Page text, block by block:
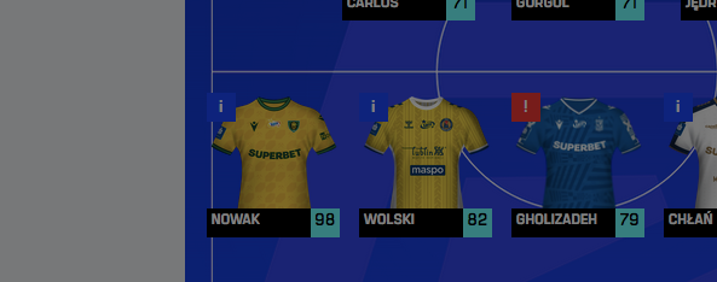
ANALITYCZNE PLIKI COOKIES
Te pliki cookie pozwalają nam zrozumieć, w jaki
oraz jakie treści cieszą się zainteresowaniem.
serwisu, podnoszenie jego jakości i wdrażanie
zewnętrznych partnerów, których narzędzia
będziemy wykorzystywali tych plików w
DOSTOSUJ ZGODY